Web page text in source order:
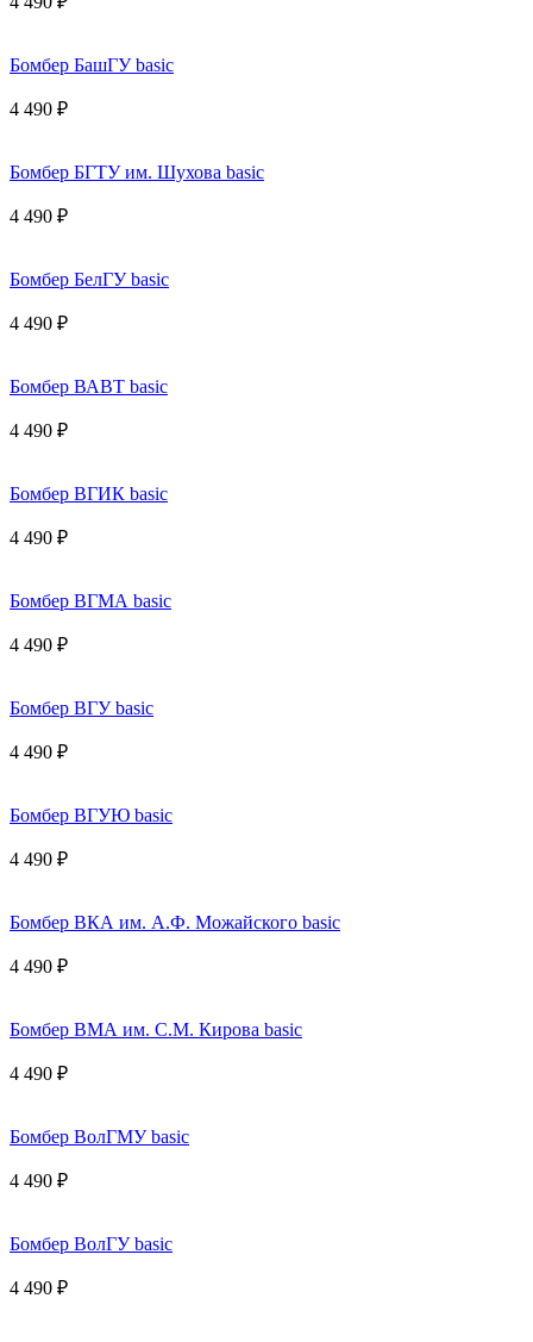
Бомбер БашГУ basic
4 490 ₽
Бомбер БГТУ им. Шухова basic
4 490 ₽
Бомбер БелГУ basic
4 490 ₽
Бомбер ВАВТ basic
4 490 ₽
Бомбер ВГИК basic
4 490 ₽
Бомбер ВГМА basic
4 490 ₽
Бомбер ВГУ basic
4 490 ₽
Бомбер ВГУЮ basic
4 490 ₽
Бомбер ВКА им. А.Ф. Можайского basic
4 490 ₽
Бомбер ВМА им. С.М. Кирова basic
4 490 ₽
Бомбер ВолГМУ basic
4 490 ₽
Бомбер ВолГУ basic
4 490 ₽